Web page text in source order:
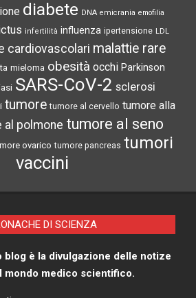
infertilità influenza ipertensione LDL
cardiovascolari malattie rare
mieloma obesità occhi Parkinson
SARS-CoV-2 sclerosi
tumore tumore al cervello tumore alla
al polmone tumore al seno
ovarico tumori
vaccini
mondo medico scientifico.